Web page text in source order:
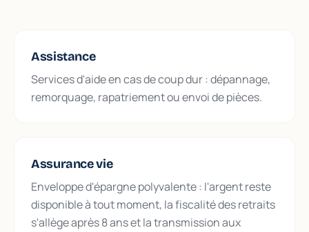
Assistance
Services d'aide en cas de coup dur : dépannage,
remorquage, rapatriement ou envoi de pièces.
Assurance vie
Enveloppe d'épargne polyvalente : l'argent reste
disponible à tout moment, la fiscalité des retraits
s'allège après 8 ans et la transmission aux